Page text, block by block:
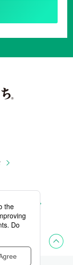
修理 情報
リシー